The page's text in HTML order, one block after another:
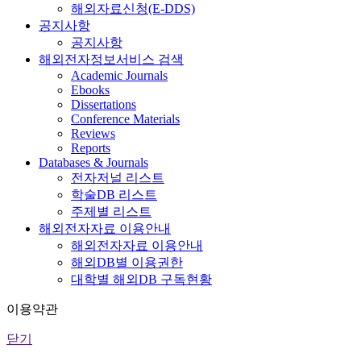
해외자료신청(E-DDS)
공지사항
공지사항
해외전자정보서비스 검색
Academic Journals
Ebooks
Dissertations
Conference Materials
Reviews
Reports
Databases & Journals
전자저널 리스트
학술DB 리스트
주제별 리스트
해외전자자료 이용안내
해외전자자료 이용안내
해외DB별 이용권한
대학별 해외DB 구독현황
이용약관
닫기